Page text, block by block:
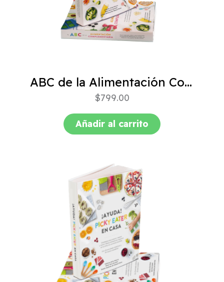
ABC de la Alimentación Complementaria 4ta edición
$799.00
Añadir al carrito